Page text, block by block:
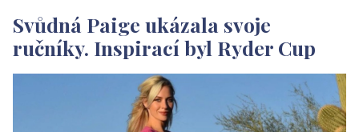
Svůdná Paige ukázala svoje
ručníky. Inspirací byl Ryder Cup